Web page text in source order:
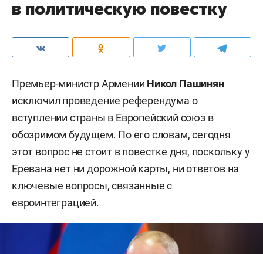
в политическую повестку
Премьер-министр Армении Никол Пашинян
исключил проведение референдума о
вступлении страны в Европейский союз в
обозримом будущем. По его словам, сегодня
этот вопрос не стоит в повестке дня, поскольку у
Еревана нет ни дорожной карты, ни ответов на
ключевые вопросы, связанные с
евроинтеграцией.